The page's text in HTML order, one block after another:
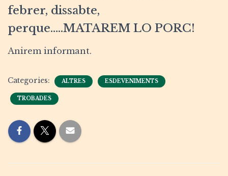
febrer, dissabte,
perque…..MATAREM LO PORC!
Anirem informant.
Categories: ALTRES ESDEVENIMENTS
TROBADES